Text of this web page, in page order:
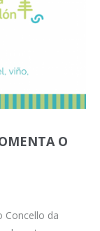
O
Concello da